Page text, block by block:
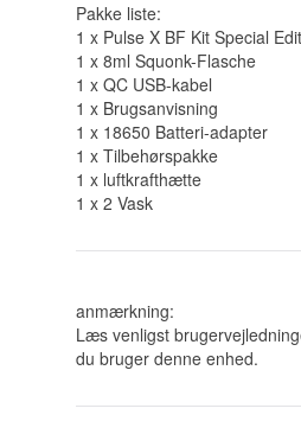
Pakke liste:
1 x Pulse X BF Kit Special
1 x 8ml Squonk-Flasche
1 x QC USB-kabel
1 x Brugsanvisning
1 x 18650 Batteri-adapter
1 x Tilbehørspakke
1 x luftkrafthætte
1 x 2 Vask
anmærkning:
Læs venligst
du bruger denne enhed.